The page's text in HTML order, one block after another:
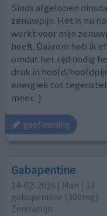
Sinds afgelopen
zenuwpijn. Het is nu
werkt voor mijn
heeft. Daarom heb ik
omdat het tijd nodig
druk in hoofd/
energiek tot
meer...]
geef mening
Gabapentine
14-02-2026 | Man | 33
gabapentine (300mg)
Zenuwpijn